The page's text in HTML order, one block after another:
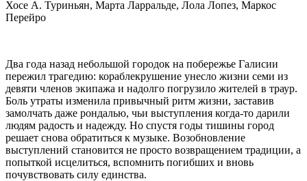
Хосе А. Туриньян, Марта Ларральде, Лола Лопез, Маркос
Перейро
Два года назад небольшой городок на побережье Галисии
пережил трагедию: кораблекрушение унесло жизни семи из
девяти членов экипажа и надолго погрузило жителей в траур.
Боль утраты изменила привычный ритм жизни, заставив
замолчать даже рондалью, чьи выступления когда-то дарили
людям радость и надежду. Но спустя годы тишины город
решает снова обратиться к музыке. Возобновление
выступлений становится не просто возвращением традиции, а
попыткой исцелиться, вспомнить погибших и вновь
почувствовать силу единства.